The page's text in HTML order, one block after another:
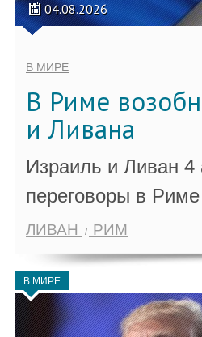
04.08.2026
В МИРЕ
В Риме
и Ливана
Израиль и Ливан 4
переговоры в
ЛИВАН РИМ
В МИРЕ